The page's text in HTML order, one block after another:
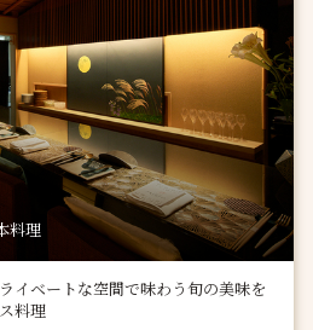
料理
イベートな空間で味わう旬の美味を
料理